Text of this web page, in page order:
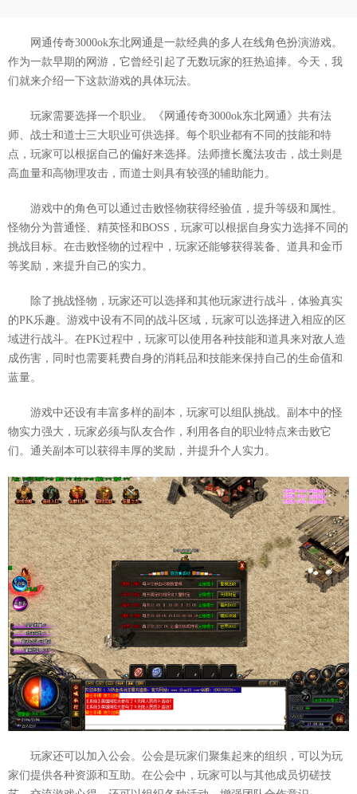
网通传奇3000ok东北网通是一款经典的多人在线角色扮演游戏。
作为一款早期的网游，它曾经引起了无数玩家的狂热追捧。今天，我
们就来介绍一下这款游戏的具体玩法。
玩家需要选择一个职业。《网通传奇3000ok东北网通》共有法
师、战士和道士三大职业可供选择。每个职业都有不同的技能和特
点，玩家可以根据自己的偏好来选择。法师擅长魔法攻击，战士则是
高血量和高物理攻击，而道士则具有较强的辅助能力。
游戏中的角色可以通过击败怪物获得经验值，提升等级和属性。
怪物分为普通怪、精英怪和BOSS，玩家可以根据自身实力选择不同的
挑战目标。在击败怪物的过程中，玩家还能够获得装备、道具和金币
等奖励，来提升自己的实力。
除了挑战怪物，玩家还可以选择和其他玩家进行战斗，体验真实
的PK乐趣。游戏中设有不同的战斗区域，玩家可以选择进入相应的区
域进行战斗。在PK过程中，玩家可以使用各种技能和道具来对敌人造
成伤害，同时也需要耗费自身的消耗品和技能来保持自己的生命值和
蓝量。
游戏中还设有丰富多样的副本，玩家可以组队挑战。副本中的怪
物实力强大，玩家必须与队友合作，利用各自的职业特点来击败它
们。通关副本可以获得丰厚的奖励，并提升个人实力。
玩家还可以加入公会。公会是玩家们聚集起来的组织，可以为玩
家们提供各种资源和互助。在公会中，玩家可以与其他成员切磋技